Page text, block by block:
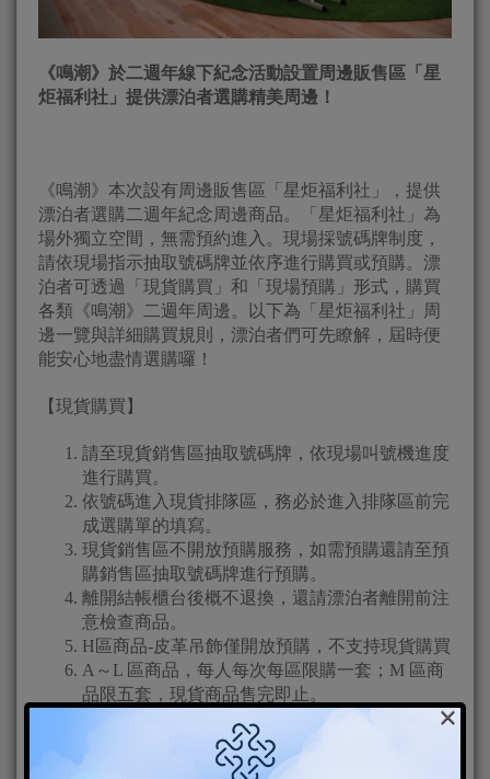
《鳴潮》於二週年線下紀念活動設置周邊販售區「星
炬福利社」提供漂泊者選購精美周邊！
《鳴潮》本次設有周邊販售區「星炬福利社」，提供
漂泊者選購二週年紀念周邊商品。「星炬福利社」為
場外獨立空間，無需預約進入。現場採號碼牌制度，
請依現場指示抽取號碼牌並依序進行購買或預購。漂
泊者可透過「現貨購買」和「現場預購」形式，購買
各類《鳴潮》二週年周邊。以下為「星炬福利社」周
邊一覽與詳細購買規則，漂泊者們可先瞭解，屆時便
能安心地盡情選購囉！
【現貨購買】
請至現貨銷售區抽取號碼牌，依現場叫號機進度
進行購買。
依號碼進入現貨排隊區，務必於進入排隊區前完
成選購單的填寫。
現貨銷售區不開放預購服務，如需預購還請至預
購銷售區抽取號碼牌進行預購。
離開結帳櫃台後概不退換，還請漂泊者離開前注
意檢查商品。
H區商品-皮革吊飾僅開放預購，不支持現貨購買
A～L 區商品，每人每次每區限購一套；M 區商
品限五套，現貨商品售完即止。
×